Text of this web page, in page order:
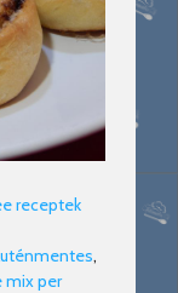
receptek
,
mix per